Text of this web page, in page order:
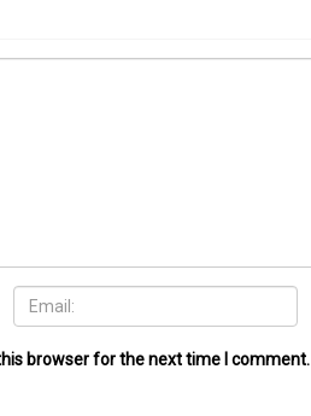
browser for the next time I comment.